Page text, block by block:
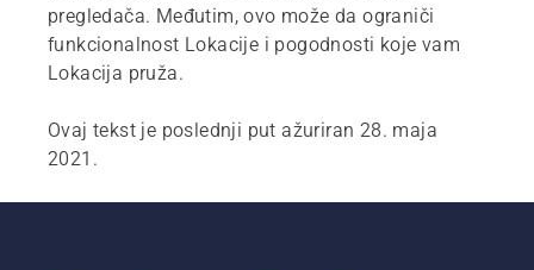
pregledača. Međutim, ovo može da ograniči
funkcionalnost Lokacije i pogodnosti koje vam
Lokacija pruža.
Ovaj tekst je poslednji put ažuriran 28. maja
2021.